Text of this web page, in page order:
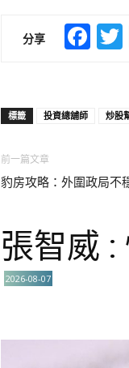
分享
標籤 投資總舖師 炒股
前一篇文章
豹房攻略：外圍政局不
張智威 :
2026-08-07